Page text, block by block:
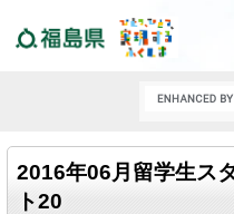
2016年06月留学生ス
ト20